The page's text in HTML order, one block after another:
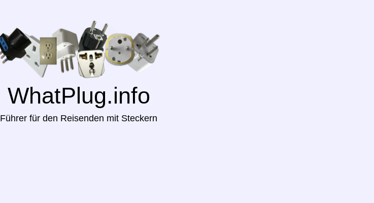
WhatPlug.info
Führer für den Reisenden mit Steckern